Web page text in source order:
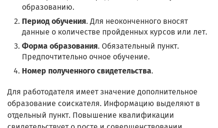
образованию.
Период обучения. Для неоконченного вносят
данные о количестве пройденных курсов или лет.
Форма образования. Обязательный пункт.
Предпочтительно очное обучение.
Номер полученного свидетельства.
Для работодателя имеет значение дополнительное
образование соискателя. Информацию выделяют в
отдельный пункт. Повышение квалификации